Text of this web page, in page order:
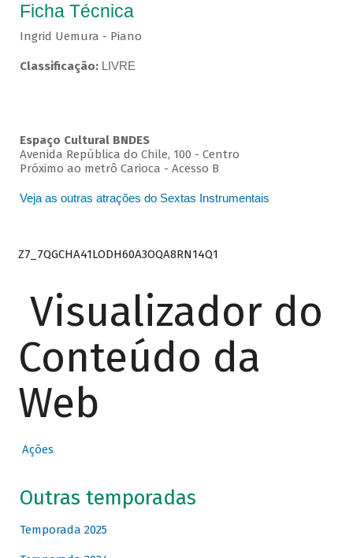
Ficha Técnica
Ingrid Uemura - Piano
Classificação: LIVRE
Espaço Cultural BNDES
Avenida República do Chile, 100 - Centro
Próximo ao metrô Carioca - Acesso B
Veja as outras atrações do Sextas Instrumentais
Z7_7QGCHA41LODH60A3OQA8RN14Q1
Visualizador do
Conteúdo da
Web
Ações
Outras temporadas
Temporada 2025